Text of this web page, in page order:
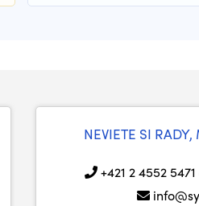
NEVIETE SI
+421 2 4552 5471